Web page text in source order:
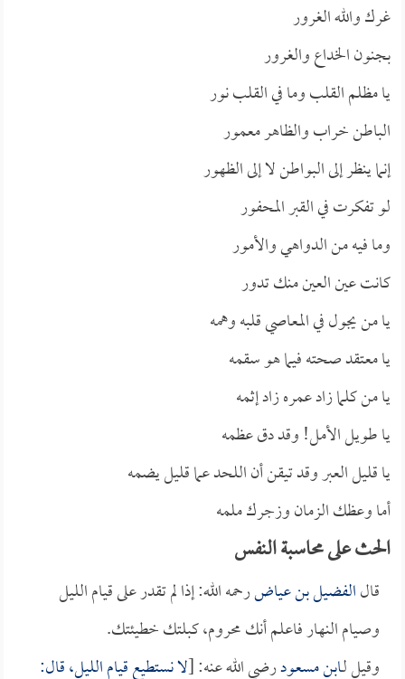
غرك والله الغرور
بجنون الخداع والغرور
يا مظلم القلب وما في القلب نور
الباطن خراب والظاهر معمور
إنما ينظر إلى البواطن لا إلى الظهور
لو تفكرت في القبر المحفور
وما فيه من الدواهي والأمور
كانت عين العين منك تدور
يا من يجول في المعاصي قلبه وهمه
يا معتقد صحته فيما هو سقمه
يا من كلما زاد عمره زاد إثمه
يا طويل الأمل! وقد دق عظمه
يا قليل العبر وقد تيقن أن اللحد عما قليل يضمه
أما وعظك الزمان وزجرك ملمه
الحث على محاسبة النفس
قالالفضيل بن عياضرحمه الله: إذا لم تقدر على قيام الليل
وصيام النهار فاعلم أنك محروم، كبلتك خطيئتك.
وقيل لـابن مسعودرضي الله عنه: [لا نستطيع قيام الليل، قال: